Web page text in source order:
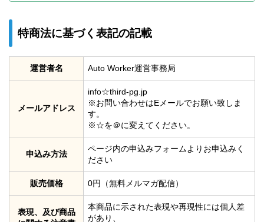
特商法に基づく表記の記載
運営者名 Auto Worker運営事務局
メールアドレス
info☆third-pg.jp
※お問い合わせはEメールでお願い致しま
す。
※☆を＠に変えてください。
申込み方法
ページ内の申込みフォームよりお申込みく
ださい
販売価格 0円（無料メルマガ配信）
表現、及び商品
本商品に示された表現や再現性には個人差
があり、